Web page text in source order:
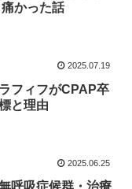
かった話
2025.07.19
フィフがCPAP卒
と理由
2025.06.25